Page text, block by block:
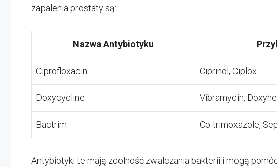
zapalenia prostaty są:
Nazwa Antybiotyku
Ciprofloxacin Ciprinol, Ciplox
Doxycycline Vibramycin,
Bactrim Co-trimoxazole,
Antybiotyki te mają zdolność zwalczania bakterii i mogą